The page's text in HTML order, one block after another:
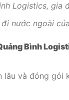
Logistics,
nước ngoài
Bình
lâu và đóng gói